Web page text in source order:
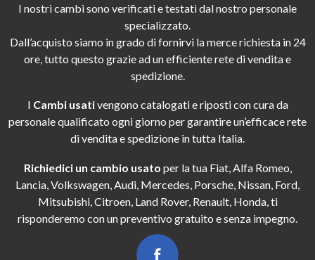
I nostri cambi sono verificati e testati dal nostro personale
specializzato.
Dall’acquisto siamo in grado di fornirvi la merce richiesta in 24
ore, tutto questo grazie ad un efficiente rete di vendita e
spedizione.
I Cambi usativengono catalogati e riposti con cura da
personale qualificato ogni giorno per garantire un’efficace rete
di vendita e spedizione in tutta Italia.
Richiedici un cambio usato per la tua Fiat, Alfa Romeo,
Lancia, Volkswagen, Audi, Mercedes, Porsche, Nissan, Ford,
Mitsubishi, Citroen, Land Rover, Renault, Honda, ti
risponderemo con un preventivo gratuito e senza impegno.